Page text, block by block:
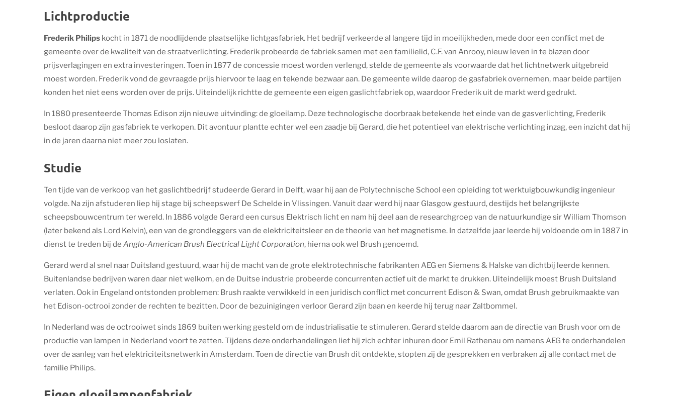
Lichtproductie
Frederik Philips kocht in 1871 de noodlijdende plaatselijke lichtgasfabriek. Het bedrijf verkeerde al langere tijd in moeilijkheden, mede door een conflict met de
gemeente over de kwaliteit van de straatverlichting. Frederik probeerde de fabriek samen met een familielid, C.F. van Anrooy, nieuw leven in te blazen door
prijsverlagingen en extra investeringen.Toen in 1877 de concessie moest worden verlengd, stelde de gemeente als voorwaarde dat het lichtnetwerk uitgebreid
moest worden. Frederik vond de gevraagde prijs hiervoor te laag en tekende bezwaar aan. De gemeente wilde daarop de gasfabriek overnemen, maar beide partijen
konden het niet eens worden over de prijs. Uiteindelijk richtte de gemeente een eigen gaslichtfabriek op, waardoor Frederik uit de markt werd gedrukt.
In 1880 presenteerde Thomas Edison zijn nieuwe uitvinding: de gloeilamp. Deze technologische doorbraak betekende het einde van de gasverlichting, Frederik
besloot daarop zijn gasfabriek te verkopen. Dit avontuur plantte echter wel een zaadje bij Gerard, die het potentieel van elektrische verlichting inzag, een inzicht dat hij
in de jaren daarna niet meer zou loslaten.
Studie
Ten tijde van de verkoop van het gaslichtbedrijf studeerde Gerard in Delft, waar hij aan de Polytechnische School een opleiding tot werktuigbouwkundig ingenieur
volgde. Na zijn afstuderen liep hij stage bij scheepswerf De Schelde in Vlissingen. Vanuit daar werd hij naar Glasgow gestuurd, destijds het belangrijkste
scheepsbouwcentrum ter wereld. In 1886 volgde Gerard een cursus Elektrisch licht en nam hij deel aan de researchgroep van de natuurkundige sir William Thomson
(later bekend als Lord Kelvin), een van de grondleggers van de elektriciteitsleer en de theorie van het magnetisme. In datzelfde jaar leerde hij voldoende om in 1887 in
dienst te treden bij de Anglo-American Brush Electrical Light Corporation, hierna ook wel Brush genoemd.
Gerard werd al snel naar Duitsland gestuurd, waar hij de macht van de grote elektrotechnische fabrikanten AEG en Siemens & Halske van dichtbij leerde kennen.
Buitenlandse bedrijven waren daar niet welkom, en de Duitse industrie probeerde concurrenten actief uit de markt te drukken. Uiteindelijk moest Brush Duitsland
verlaten. Ook in Engeland ontstonden problemen: Brush raakte verwikkeld in een juridisch conflict met concurrent Edison & Swan, omdat Brush gebruikmaakte van
het Edison-octrooi zonder de rechten te bezitten. Door de bezuinigingen verloor Gerard zijn baan en keerde hij terug naar Zaltbommel.
In Nederland was de octrooiwet sinds 1869 buiten werking gesteld om de industrialisatie te stimuleren. Gerard stelde daarom aan de directie van Brush voor om de
productie van lampen in Nederland voort te zetten. Tijdens deze onderhandelingen liet hij zich echter inhuren door Emil Rathenau om namens AEG te onderhandelen
over de aanleg van het elektriciteitsnetwerk in Amsterdam. Toen de directie van Brush dit ontdekte, stopten zij de gesprekken en verbraken zij alle contact met de
familie Philips.